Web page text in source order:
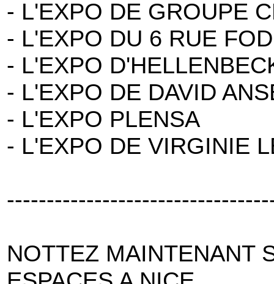
- L'EXPO DE GROUPE
- L'EXPO DU 6 RUE
- L'EXPO
- L'EXPO DE DAVID
- L'EXPO PLENSA
- L'EXPO DE VIRGINIE
NOTTEZ MAINTENANT